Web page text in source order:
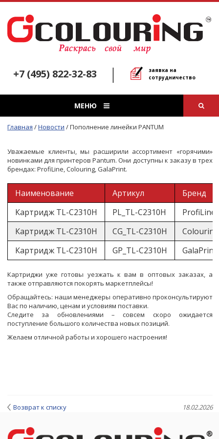
+7 (495) 822-32-83
заявка на
сотрудничество
МЕНЮ
Главная /Новости /Пополнение линейки PANTUM
Уважаемые клиенты, мы расширили ассортимент «горячими»
новинками для принтеров Pantum. Они доступны к заказу в трех
брендах: ProfiLine, Colouring, GalaPrint.
Наименование Артикул
Бренд
Картридж TL-C2310H
PL_TL-C2310H
ProfiLine
Картридж TL-C2310H
CG_TL-C2310H
Colouring
Картридж TL-C2310H
GP_TL-C2310H GalaPrint
Картриджи уже готовы уезжать к вам в оптовых заказах, а
также отправляются покорять маркетплейсы!
Обращайтесь: наши менеджеры оперативно проконсультируют
Вас по наличию, ценам и условиям поставки.
Следите за обновлениями – совсем скоро ожидается
поступление большого количества новых позиций.
Желаем отличной работы и хорошего настроения!
Возврат к списку 18.02.2026